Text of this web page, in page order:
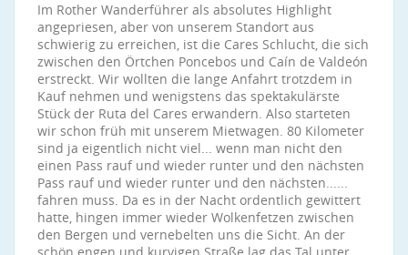
Im Rother Wanderführer als absolutes Highlight
angepriesen, aber von unserem Standort aus
schwierig zu erreichen, ist die Cares Schlucht, die sich
zwischen den Örtchen Poncebos und Caín de Valdeón
erstreckt. Wir wollten die lange Anfahrt trotzdem in
Kauf nehmen und wenigstens das spektakulärste
Stück der Ruta del Cares erwandern. Also starteten
wir schon früh mit unserem Mietwagen. 80 Kilometer
sind ja eigentlich nicht viel... wenn man nicht den
einen Pass rauf und wieder runter und den nächsten
Pass rauf und wieder runter und den nächsten......
fahren muss. Da es in der Nacht ordentlich gewittert
hatte, hingen immer wieder Wolkenfetzen zwischen
den Bergen und vernebelten uns die Sicht. An der